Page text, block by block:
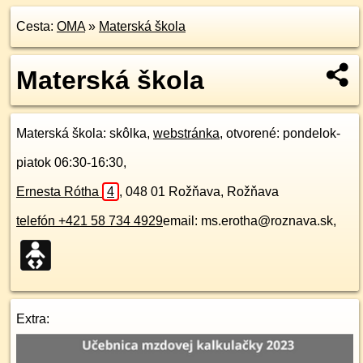
Cesta: OMA» Materská škola
Materská škola
Materská škola: skôlka, webstránka, otvorené: pondelok-
piatok 06:30-16:30,
Ernesta Rótha 4 , 048 01 Rožňava, Rožňava
telefón +421 58 734 4929email: ms.erotha@roznava.sk,
Extra: